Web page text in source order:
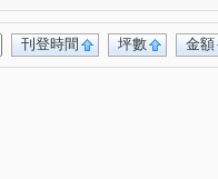
金額
坪數
刊登時間